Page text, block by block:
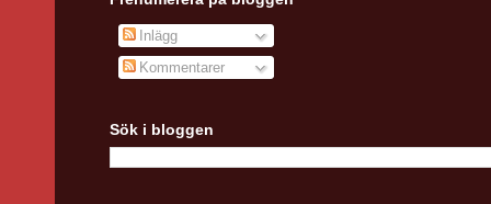
Inlägg
Kommentarer
Sök i bloggen